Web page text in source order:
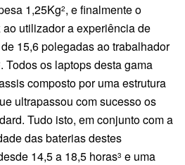
1,25Kg2, e finalmente o
utilizador a experiência de
15,6 polegadas ao trabalhador
. Todos os laptops desta gama
composto por uma estrutura
ultrapassou com sucesso os
Tudo isto, em conjunto com a
das baterias destes
14,5 a 18,5 horas3 e uma